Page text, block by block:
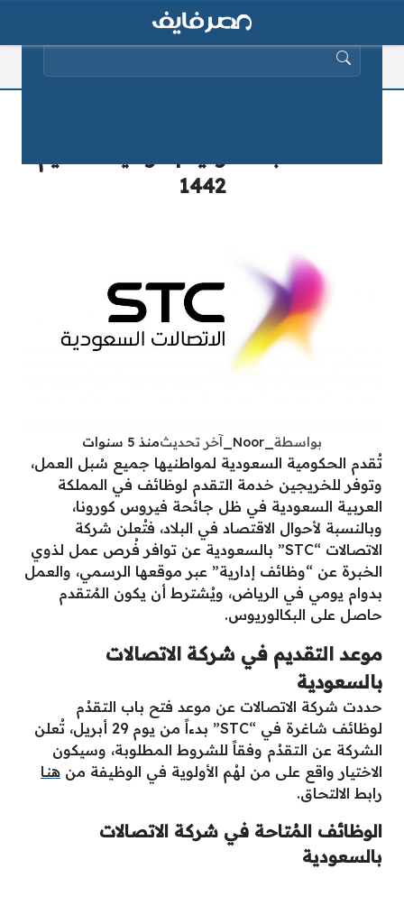
1442
بواسطة آخر تحديثمنذ 5 سنوات
تُقدم الحكومية السعودية لمواطنيها جميع سُبل العمل،
وتوفر للخريجين خدمة التقدم لوظائف في المملكة
العربية السعودية في ظل جائحة فيروس كورونا،
وبالنسبة لأحوال الاقتصاد في البلاد، فتُعلن شركة
الاتصالات “STC” بالسعودية عن توافر فُرص عمل لذوي
الخبرة عن “وظائف إدارية” عبر موقعها الرسمي، والعمل
بدوام يومي في الرياض، ويُشترط أن يكون المُتقدم
حاصل على البكالوريوس.
موعد التقديم في شركة الاتصالات
بالسعودية
حددت شركة الاتصالات عن موعد فتح باب التقدُم
لوظائف شاغرة في “STC” بدءاً من يوم 29 أبريل، تُعلن
الشركة عن التقدُم وفقاً للشروط المطلوبة، وسيكون
الاختيار واقع على من لهُم الأولوية في الوظيفة من هنـا
رابط الالتحاق.
الوظائف المُتاحة في شركة الاتصالات
بالسعودية
البحث عن: